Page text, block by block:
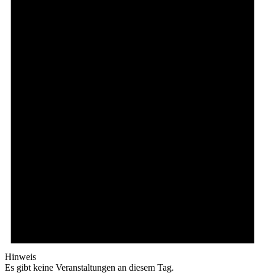
Hinweis
Es gibt keine Veranstaltungen an diesem Tag.